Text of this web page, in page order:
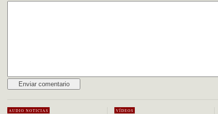
AUDIO NOTICIAS VÍDEOS